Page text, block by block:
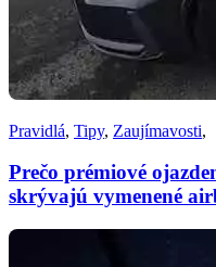
Pravidlá, Tipy, Zaujímavosti,
Prečo prémiové
skrývajú vymenené